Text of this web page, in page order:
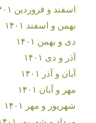
اسفند و فروردین ۱۴۰۱
بهمن و اسفند ۱۴۰۱
دی و بهمن ۱۴۰۱
آذر و دی ۱۴۰۱
آبان و آذر ۱۴۰۱
مهر و آبان ۱۴۰۱
شهریور و مهر ۱۴۰۱